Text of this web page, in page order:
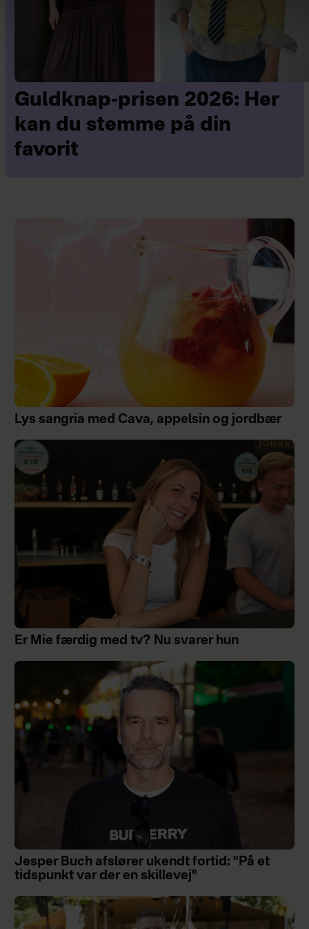
Guldknap-prisen 2026: Her
kan du stemme på din
favorit
Lys sangria med Cava, appelsin og jordbær
Er Mie færdig med tv? Nu svarer hun
Jesper Buch afslører ukendt fortid: "På et
tidspunkt var der en skillevej"